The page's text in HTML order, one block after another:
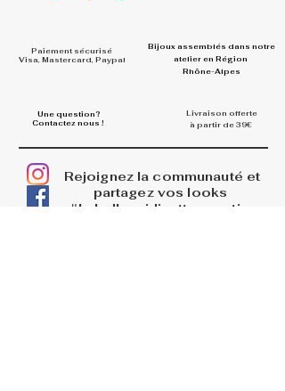
Paiement sécurisé
Visa, Mastercard, Paypal
Bijoux assemblés dans notre
atelier en Région
Rhône-Alpes
Une question?
Contactez nous !
Livraison offerte
à partir de 39€
Rejoignez la communauté et
partagez vos looks
#la.belle.midinette.creation